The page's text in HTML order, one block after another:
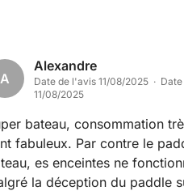
A
Alexandre
Date de l'avis 11/08/2025 ·
11/08/2025
bateau, consommation
fabuleux. Par contre le
es enceintes ne
la déception du paddle